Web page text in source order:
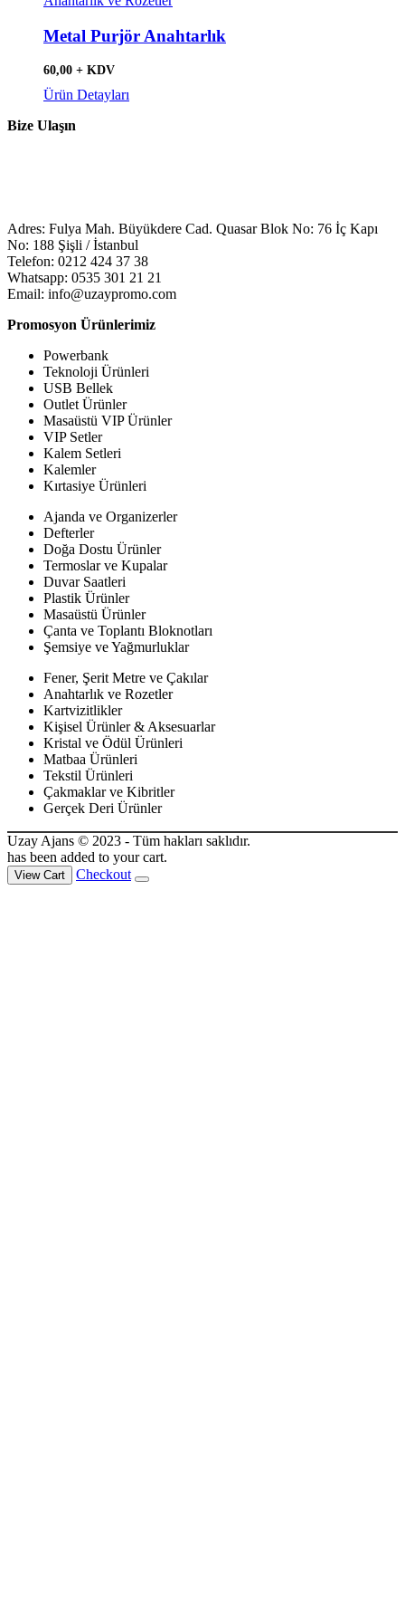
Metal Purjör Anahtarlık
60,00 + KDV
Ürün Detayları
Bize Ulaşın
Adres: Fulya Mah. Büyükdere Cad. Quasar Blok No: 76 İç Kapı
No: 188 Şişli / İstanbul
Telefon: 0212 424 37 38
Whatsapp: 0535 301 21 21
Email: info@uzaypromo.com
Promosyon Ürünlerimiz
Powerbank
Teknoloji Ürünleri
USB Bellek
Outlet Ürünler
Masaüstü VIP Ürünler
VIP Setler
Kalem Setleri
Kalemler
Kırtasiye Ürünleri
Ajanda ve Organizerler
Defterler
Doğa Dostu Ürünler
Termoslar ve Kupalar
Duvar Saatleri
Plastik Ürünler
Masaüstü Ürünler
Çanta ve Toplantı Bloknotları
Şemsiye ve Yağmurluklar
Fener, Şerit Metre ve Çakılar
Anahtarlık ve Rozetler
Kartvizitlikler
Kişisel Ürünler & Aksesuarlar
Kristal ve Ödül Ürünleri
Matbaa Ürünleri
Tekstil Ürünleri
Çakmaklar ve Kibritler
Gerçek Deri Ürünler
Uzay Ajans © 2023 - Tüm hakları saklıdır.
has been added to your cart.
View Cart Checkout